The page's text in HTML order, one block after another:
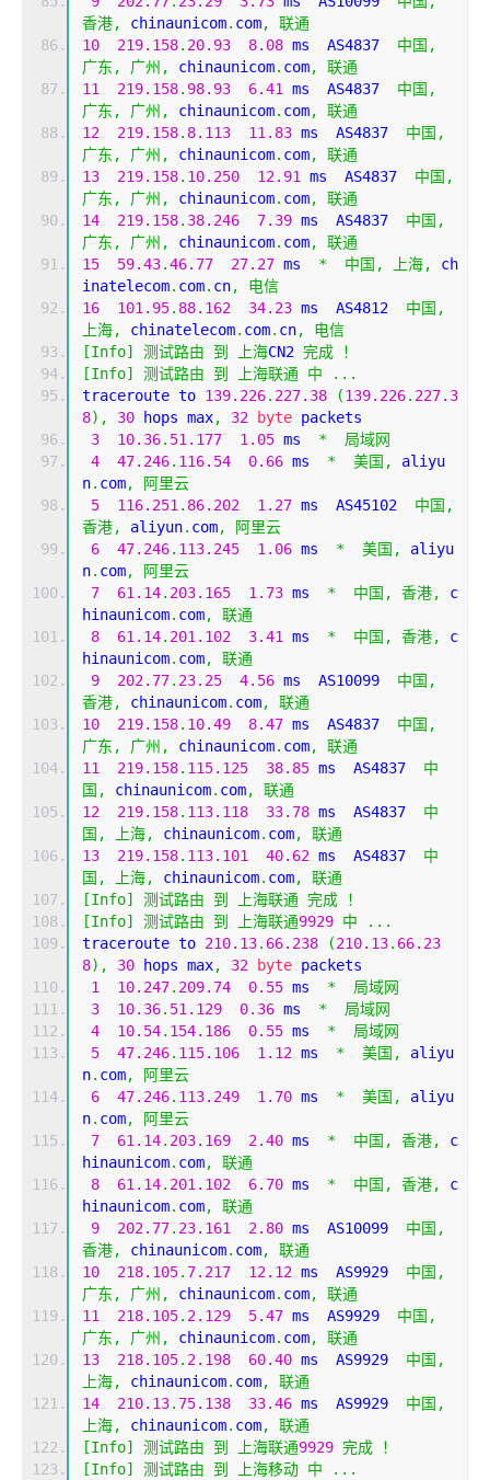
香港,
chinaunicom. com,
联通
10
219.158. 20.93 8.08 ms  AS4837 中国,
广东,
广州, chinaunicom. com,
联通
11
219.158. 98.93 6.41 ms  AS4837 中国,
广东,
广州, chinaunicom. com,
联通
12
219.158. 8.113 11.83 ms  AS4837 中国,
广东,
广州, chinaunicom. com,
联通
13
219.158. 10.250 12.91 ms  AS4837 中国,
广东,
广州, chinaunicom. com,
联通
14
219.158. 38.246 7.39 ms  AS4837 中国,
广东,
广州, chinaunicom. com,
联通
15
59.43.46.77 27.27 ms * 中国, 上海,
ch
inatelecom. com. cn,
电信
16
101.95. 88.162 34.23 ms  AS4812 中国,
上海,
chinatelecom. com. cn,
电信
[Info] 测试路由 到 上海CN2 完成
！
[Info] 测试路由 到 上海联通 中
...
traceroute to 139.226. 227.38 (139.226. 227.3
8), 30 hops max, 32 byte packets
3
10.36. 51.177 1.05 ms *
局域网
4
47.246. 116.54 0.66 ms * 美国,
aliyu
n. com,
阿里云
5
116.251 . 86.202 1.27 ms  AS45102 中国,
香港,
aliyun. com,
阿里云
6
47.246. 113.245 1.06 ms * 美国,
aliyu
n. com,
阿里云
7
61.14. 203.165 1.73 ms * 中国, 香港,
c
hinaunicom. com,
联通
8
61.14. 201.102 3.41 ms * 中国, 香港,
c
hinaunicom. com,
联通
9
202.77. 23.25 4.56 ms  AS10099 中国,
香港,
chinaunicom. com,
联通
10
219.158. 10.49 8.47 ms  AS4837 中国,
广东,
广州, chinaunicom. com,
联通
11
219.158. 115.125 38.85 ms  AS4837 中
国,
chinaunicom. com,
联通
12
219.158. 113.118 33.78 ms  AS4837 中
国,
上海, chinaunicom. com,
联通
13
219.158. 113.101 40.62 ms  AS4837 中
国,
上海, chinaunicom. com,
联通
[Info] 测试路由 到 上海联通 完成
！
[Info] 测试路由 到 上海联通9929 中
...
traceroute to 210.13. 66.238 (210.13. 66.23
8), 30 hops max, 32 byte packets
1
10.247. 209.74 0.55 ms *
局域网
3
10.36. 51.129 0.36 ms *
局域网
4
10.54. 154.186 0.55 ms *
局域网
5
47.246. 115.106 1.12 ms * 美国,
aliyu
n. com,
阿里云
6
47.246. 113.249 1.70 ms * 美国,
aliyu
n. com,
阿里云
7
61.14. 203.169 2.40 ms * 中国, 香港,
c
hinaunicom. com,
联通
8
61.14. 201.102 6.70 ms * 中国, 香港,
c
hinaunicom. com,
联通
9
202.77. 23.161 2.80 ms  AS10099 中国,
香港,
chinaunicom. com,
联通
10
218.105. 7.217 12.12 ms  AS9929 中国,
广东,
广州, chinaunicom. com,
联通
11
218.105. 2.129 5.47 ms  AS9929 中国,
广东,
广州, chinaunicom. com,
联通
13
218.105. 2.198 60.40 ms  AS9929 中国,
上海,
chinaunicom. com,
联通
14
210.13. 75.138 33.46 ms  AS9929 中国,
上海,
chinaunicom. com,
联通
[Info] 测试路由 到 上海联通9929 完成
！
[Info] 测试路由 到 上海移动 中
...